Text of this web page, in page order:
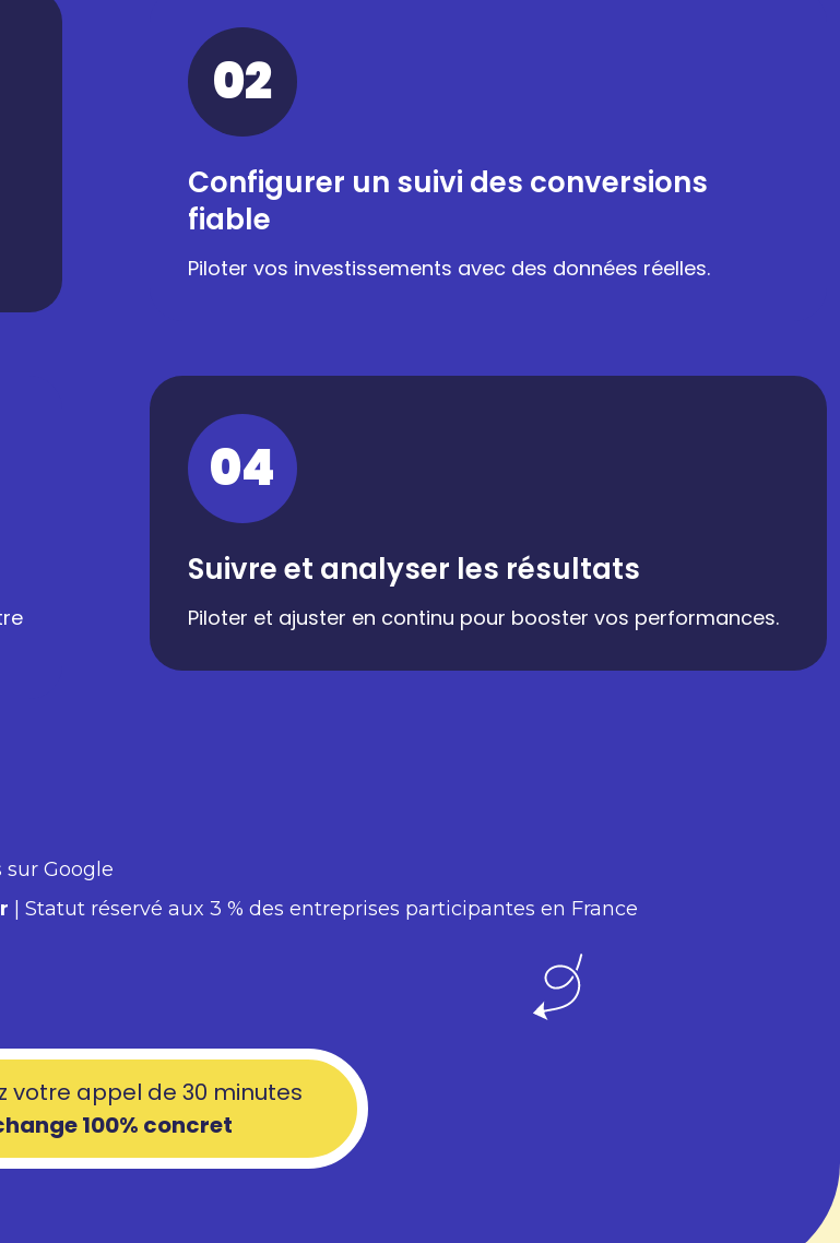
02
Configurer un suivi des conversions
fiable
Piloter vos investissements avec des données réelles.
04
Suivre et analyser les résultats
Piloter et ajuster en continu pour booster vos performances.
Google
| Statut réservé aux 3 % des entreprises participantes en France
votre appel de 30 minutes
100% concret